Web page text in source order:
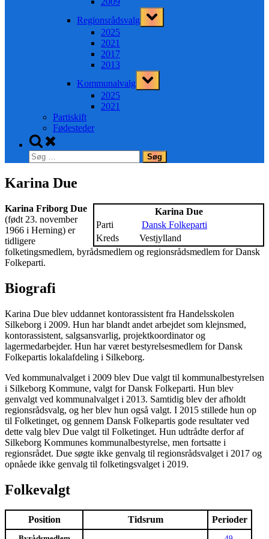
Regionsrådsvalg
Toggle
sub-
2025
2021
2017
2013
Kommunalvalg
Toggle
sub-
2025
2021
Partiskift
Fødesteder
Toggle
search
form
Søg
efter:
Karina Due
Karina Due
Parti
Dansk Folkeparti
Kreds
Vestjylland
Karina Friborg Due
(født 23. november
1966 i Herning) er
tidligere
folketingsmedlem, byrådsmedlem og regionsrådsmedlem for Dansk
Folkeparti.
Biografi
Karina Due blev uddannet kontorassistent fra Handelsskolen
Silkeborg i 2009. Hun har blandt andet arbejdet som klejnsmed,
kontorassistent, salgsansvarlig, projektkoordinator og
lagermedarbejder. Hun har været bestyrelsesmedlem for Dansk
Folkepartis lokalafdeling i Silkeborg.
Ved kommunalvalget i 2009 blev Due valgt til kommunalbestyrelsen
i Silkeborg Kommune, valgt for Dansk Folkeparti. Hun blev
genvalgt ved kommunalvalget i 2013. Samtidig blev der afholdt
regionsrådsvalg, og her blev hun også valgt. I 2015 stillede hun op
til Folketinget, og gennem Dansk Folkepartis gode resultater ved
dette valg blev Due valgt til Folketinget. Hun udtrådte derfor af
Silkeborg Kommunes kommunalbestyrelse, men fortsatte i
regionsrådet. Due søgte ikke genvalg til regionsrådsvalget i 2017 og
opnåede ikke genvalg til folketingsvalget i 2019.
Folkevalgt
Position Tidsrum Perioder